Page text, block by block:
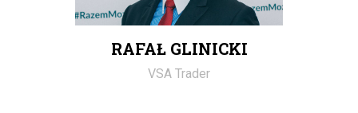
RAFAŁ GLINICKI
VSA Trader